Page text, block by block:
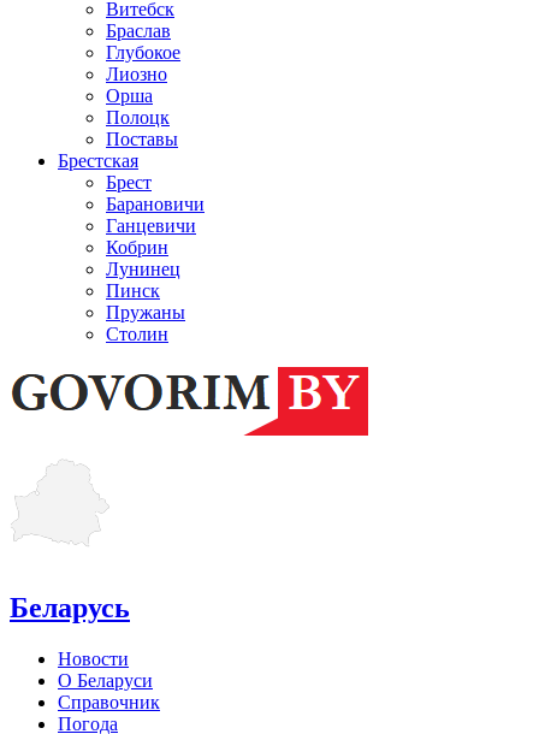
Витебск
Браслав
Глубокое
Лиозно
Орша
Полоцк
Поставы
Брестская
Брест
Барановичи
Ганцевичи
Кобрин
Лунинец
Пинск
Пружаны
Столин
Беларусь
Новости
О Беларуси
Справочник
Погода